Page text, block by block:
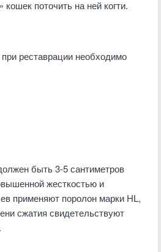
поточить на ней когти.
реставрации необходимо
быть 3-5 сантиметров
жесткостью и
применяют поролон марки HL,
сжатия свидетельствуют